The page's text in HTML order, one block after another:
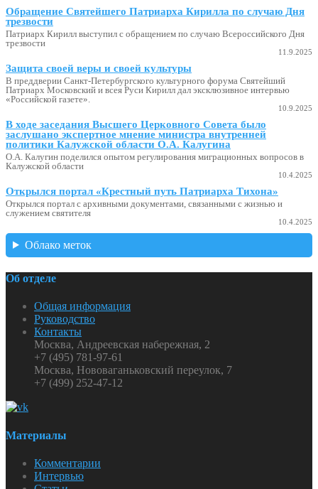
Обращение Святейшего Патриарха Кирилла по случаю Дня
трезвости
Патриарх Кирилл выступил с обращением по случаю Всероссийского Дня
трезвости
11.9.2025
Защита своей веры и своей культуры
В преддверии Санкт-Петербургского культурного форума Святейший
Патриарх Московский и всея Руси Кирилл дал эксклюзивное интервью
«Российской газете».
10.9.2025
В ходе заседания Высшего Церковного Совета было
заслушано экспертное мнение министра внутренней
политики Калужской области О.А. Калугина
О.А. Калугин поделился опытом регулирования миграционных вопросов в
Калужской области
10.4.2025
Открылся портал «Крестный путь Патриарха Тихона»
Открылся портал с архивными документами, связанными с жизнью и
служением святителя
10.4.2025
Облако меток
Об отделе
Общая информация
Руководство
Контакты
Москва, Андреевская набережная, 2
+7 (495) 781-97-61
Москва, Нововаганьковский переулок, 7
+7 (499) 252-47-12
Материалы
Комментарии
Интервью